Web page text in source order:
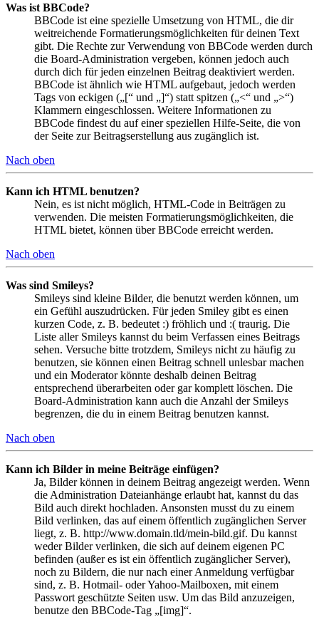
Was ist BBCode?
BBCode ist eine spezielle Umsetzung von HTML, die dir
weitreichende Formatierungsmöglichkeiten für deinen Text
gibt. Die Rechte zur Verwendung von BBCode werden durch
die Board-Administration vergeben, können jedoch auch
durch dich für jeden einzelnen Beitrag deaktiviert werden.
BBCode ist ähnlich wie HTML aufgebaut, jedoch werden
Tags von eckigen („[“ und „]“) statt spitzen („<“ und „>“)
Klammern eingeschlossen. Weitere Informationen zu
BBCode findest du auf einer speziellen Hilfe-Seite, die von
der Seite zur Beitragserstellung aus zugänglich ist.
Nach oben
Kann ich HTML benutzen?
Nein, es ist nicht möglich, HTML-Code in Beiträgen zu
verwenden. Die meisten Formatierungsmöglichkeiten, die
HTML bietet, können über BBCode erreicht werden.
Nach oben
Was sind Smileys?
Smileys sind kleine Bilder, die benutzt werden können, um
ein Gefühl auszudrücken. Für jeden Smiley gibt es einen
kurzen Code, z. B. bedeutet :) fröhlich und :( traurig. Die
Liste aller Smileys kannst du beim Verfassen eines Beitrags
sehen. Versuche bitte trotzdem, Smileys nicht zu häufig zu
benutzen, sie können einen Beitrag schnell unlesbar machen
und ein Moderator könnte deshalb deinen Beitrag
entsprechend überarbeiten oder gar komplett löschen. Die
Board-Administration kann auch die Anzahl der Smileys
begrenzen, die du in einem Beitrag benutzen kannst.
Nach oben
Kann ich Bilder in meine Beiträge einfügen?
Ja, Bilder können in deinem Beitrag angezeigt werden. Wenn
die Administration Dateianhänge erlaubt hat, kannst du das
Bild auch direkt hochladen. Ansonsten musst du zu einem
Bild verlinken, das auf einem öffentlich zugänglichen Server
liegt, z. B. http://www.domain.tld/mein-bild.gif. Du kannst
weder Bilder verlinken, die sich auf deinem eigenen PC
befinden (außer es ist ein öffentlich zugänglicher Server),
noch zu Bildern, die nur nach einer Anmeldung verfügbar
sind, z. B. Hotmail- oder Yahoo-Mailboxen, mit einem
Passwort geschützte Seiten usw. Um das Bild anzuzeigen,
benutze den BBCode-Tag „[img]“.